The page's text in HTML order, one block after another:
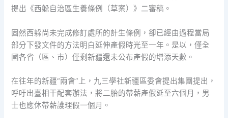
提出《西躲自治區生養條例（草案）》二審稿。
固然西躲尚未完成修訂處所的計生條例，卻已經由過程當局
部分下發文件的方法明白延伸產假時光至一年。是以，僅全
國各省（區、市）僅剩新疆還未公布產假的增添天數。
在往年的新疆“兩會”上，九三學社新疆區委會提出集團提出，
呼吁出臺相干配套辦法，將二胎的帶薪產假延至六個月，男
士也應休帶薪護理假一個月。